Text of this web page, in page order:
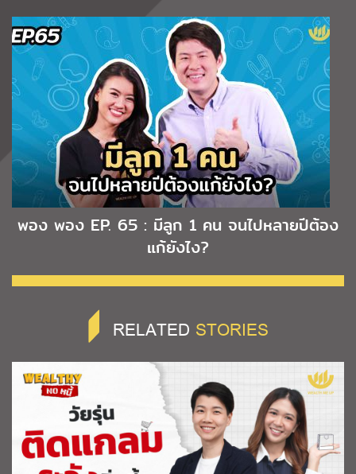
พอง พอง EP. 65 : มีลูก 1 คน จนไปหลายปีต้อง
แก้ยังไง?
RELATED STORIES